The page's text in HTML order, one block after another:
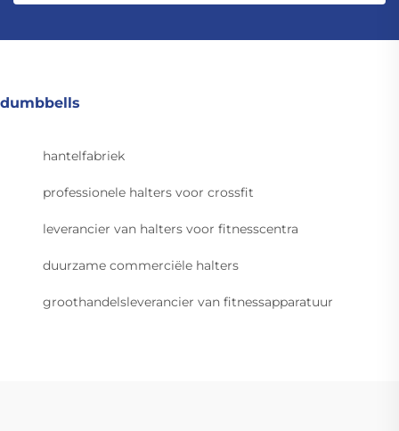
dumbbells
hantelfabriek
professionele halters voor crossfit
leverancier van halters voor fitnesscentra
duurzame commerciële halters
groothandelsleverancier van fitnessapparatuur